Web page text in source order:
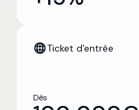
Ticket d'entrée
Dès